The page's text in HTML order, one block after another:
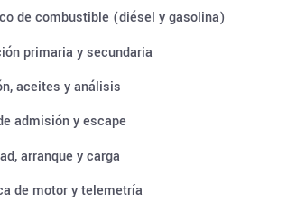
de combustible (diésel y gasolina)
primaria y secundaria
aceites y análisis
admisión y escape
arranque y carga
de motor y telemetría